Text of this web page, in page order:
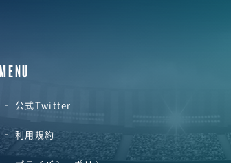
MENU
公式Twitter
利用規約